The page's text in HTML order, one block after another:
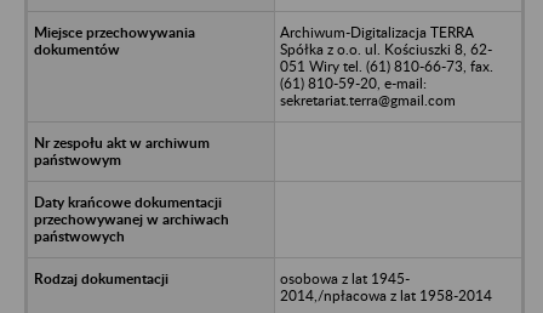
Archiwum-Digitalizacja TERRA
Spółka z o.o. ul. Kościuszki 8, 62-
051 Wiry tel. (61) 810-66-73, fax.
(61) 810-59-20, e-mail:
sekretariat.terra@gmail.com
osobowa z lat 1945-
2014,/npłacowa z lat 1958-2014